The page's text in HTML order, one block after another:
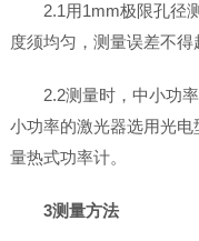
2.1用1mm极限孔径
度须均匀，测量误差不得
2.2测量时，中小功
小功率的激光器选用光
量热式功率计。
3测量方法